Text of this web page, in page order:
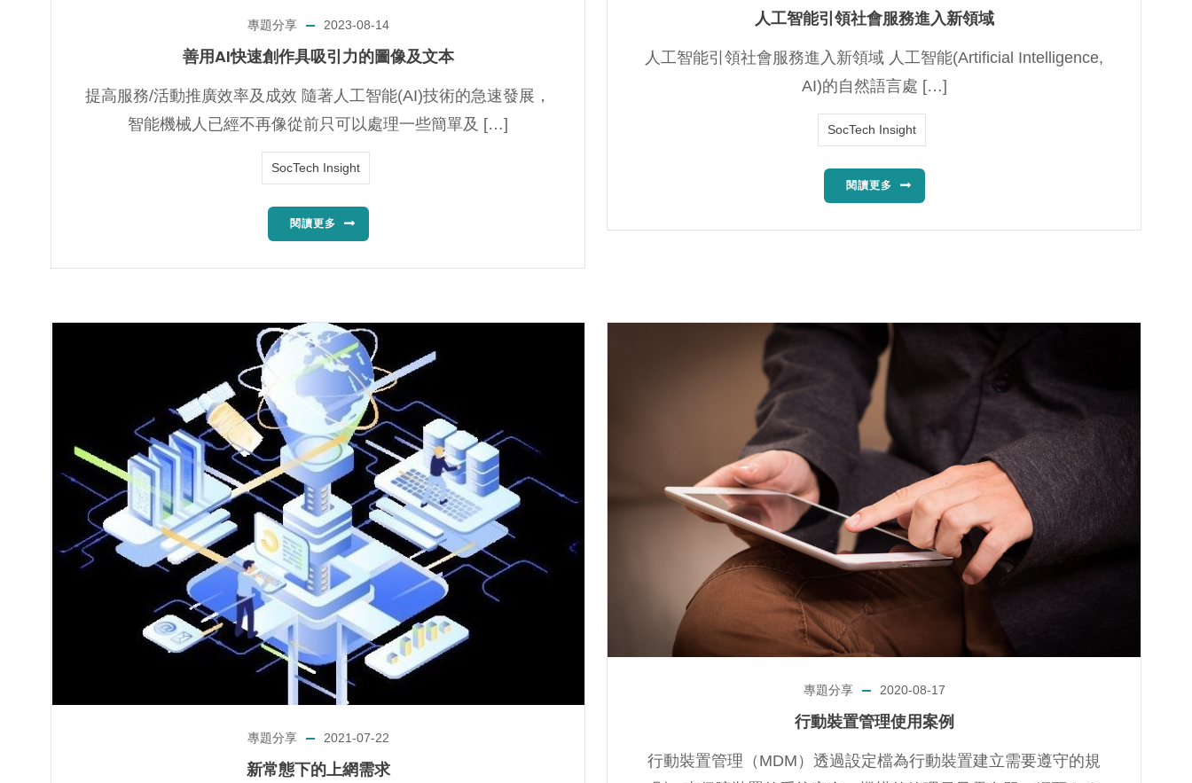
專題分享 2023-08-14
善用AI快速創作具吸引力的圖像及文本
提高服務/活動推廣效率及成效 隨著人工智能(AI)技術的急速發展，
智能機械人已經不再像從前只可以處理一些簡單及 […]
SocTech Insight
閱讀更多
人工智能引領社會服務進入新領域
人工智能引領社會服務進入新領域 人工智能(Artificial Intelligence,
AI)的自然語言處 […]
SocTech Insight
閱讀更多
專題分享 2021-07-22
新常態下的上網需求
專題分享 2020-08-17
行動裝置管理使用案例
行動裝置管理（MDM）透過設定檔為行動裝置建立需要遵守的規